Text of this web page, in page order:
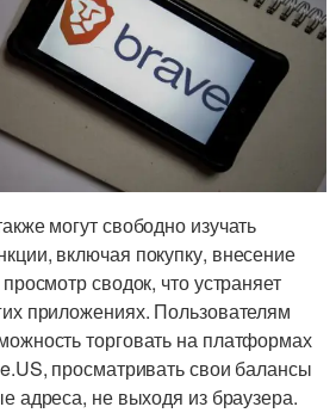
могут свободно изучать
включая покупку, внесение
сводок, что устраняет
приложениях. Пользователям
торговать на платформах
просматривать свои балансы
адреса, не выходя из браузера.